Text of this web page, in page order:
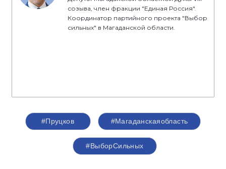
созыва, член фракции "Единая Россия".
Координатор партийного проекта "Выбор
сильных" в Магаданской области.
#Пруцков #Магаданскаяобласть
#ВыборСильных